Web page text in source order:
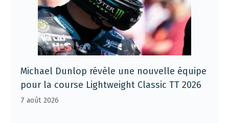
Michael Dunlop révèle une nouvelle équipe
pour la course Lightweight Classic TT 2026
7 août 2026